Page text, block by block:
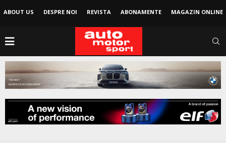
ABOUT US DESPRE NOI REVISTA ABONAMENTE MAGAZIN ONLINE